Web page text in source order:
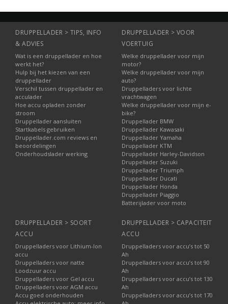
DRUPPELLADER > TIPS, INFO
& ADVIES
Wat is een druppellader en hoe
werkt het?
Hulp bij het kiezen van een
druppellader
Verschil tussen druppellader en
acculader
Hoe accu opladen zonder
stroom
Druppellader aansluiten
Startkabels gebruiken
Druppellader.com reviews en
beoordelingen
Onderhoudslader werking
DRUPPELLADER > VOOR
VOERTUIG
Welke druppellader voor mijn
motor?
Welke druppellader voor mijn
auto?
Druppelladers voor lichte
vrachtwagen
Welke druppellader voor mijn e-
bike?
Druppellader BMW
Druppellader Kawasaki
Druppellader Yamaha
Druppellader KTM
Druppellader Harley-Davidson
Druppellader Suzuki
Druppellader Triumph
Druppellader Ducati
Druppellader Honda
Druppellader Piaggio
Batterijlader voor moto
DRUPPELLADER > SOORT
ACCU
Druppelladers voor Lithium-Ion
accu
Druppelladers voor natte
Loodzuur accu
Druppelladers voor Gel accu
Druppelladers voor AGM accu
Accu goed onderhouden
DRUPPELLADER > CAPACITEIT
ACCU
Druppelladers voor accu’s tot 50
Ah
Druppelladers voor accu’s tot 90
Ah
Druppelladers voor accu’s tot 130
Ah
Druppelladers voor accu’s tot 170